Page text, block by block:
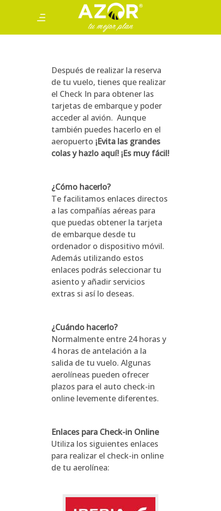
Después de realizar la reserva
de tu vuelo, tienes que realizar
el Check In para obtener las
tarjetas de embarque y poder
acceder al avión. Aunque
también puedes hacerlo en el
aeropuerto ¡Evita las grandes
colas y hazlo aquí! ¡Es muy fácil!
¿Cómo hacerlo?
Te facilitamos enlaces directos
a las compañías aéreas para
que puedas obtener la tarjeta
de embarque desde tu
ordenador o dispositivo móvil.
Además utilizando estos
enlaces podrás seleccionar tu
asiento y añadir servicios
extras si así lo deseas.
¿Cuándo hacerlo?
Normalmente entre 24 horas y
4 horas de antelación a la
salida de tu vuelo. Algunas
aerolíneas pueden ofrecer
plazos para el auto check-in
online levemente diferentes.
Enlaces para Check-in Online
Utiliza los siguientes enlaces
para realizar el check-in online
de tu aerolínea: